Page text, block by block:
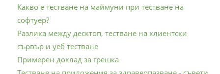
Какво е тестване на маймуни при тестване на
софтуер?
Разлика между десктоп, тестване на клиентски
сървър и уеб тестване
Примерен доклад за грешка